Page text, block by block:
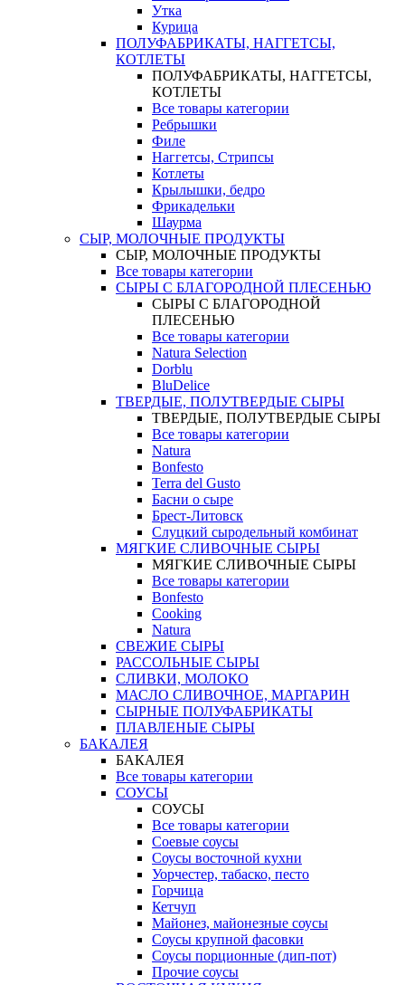
Утка
Курица
ПОЛУФАБРИКАТЫ, НАГГЕТСЫ,
КОТЛЕТЫ
ПОЛУФАБРИКАТЫ, НАГГЕТСЫ,
КОТЛЕТЫ
Все товары категории
Ребрышки
Филе
Наггетсы, Стрипсы
Котлеты
Крылышки, бедро
Фрикадельки
Шаурма
СЫР, МОЛОЧНЫЕ ПРОДУКТЫ
СЫР, МОЛОЧНЫЕ ПРОДУКТЫ
Все товары категории
СЫРЫ С БЛАГОРОДНОЙ ПЛЕСЕНЬЮ
СЫРЫ С БЛАГОРОДНОЙ
ПЛЕСЕНЬЮ
Все товары категории
Natura Selection
Dorblu
BluDelice
ТВЕРДЫЕ, ПОЛУТВЕРДЫЕ СЫРЫ
ТВЕРДЫЕ, ПОЛУТВЕРДЫЕ СЫРЫ
Все товары категории
Natura
Bonfesto
Terra del Gusto
Басни о сыре
Брест-Литовск
Слуцкий сыродельный комбинат
МЯГКИЕ СЛИВОЧНЫЕ СЫРЫ
МЯГКИЕ СЛИВОЧНЫЕ СЫРЫ
Все товары категории
Bonfesto
Cooking
Natura
СВЕЖИЕ СЫРЫ
РАССОЛЬНЫЕ СЫРЫ
СЛИВКИ, МОЛОКО
МАСЛО СЛИВОЧНОЕ, МАРГАРИН
СЫРНЫЕ ПОЛУФАБРИКАТЫ
ПЛАВЛЕНЫЕ СЫРЫ
БАКАЛЕЯ
БАКАЛЕЯ
Все товары категории
СОУСЫ
СОУСЫ
Все товары категории
Соевые соусы
Соусы восточной кухни
Уорчестер, табаско, песто
Горчица
Кетчуп
Майонез, майонезные соусы
Соусы крупной фасовки
Соусы порционные (дип-пот)
Прочие соусы